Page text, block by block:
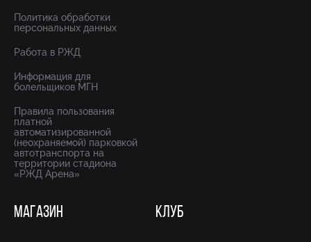
Политика обработки
персональных данных
Работа в РЖД
Информация для
болельщиков МГН
Правила пользования
платной
автоматизированной
(неохраняемой) парковкой
автотранспорта на
территории стадиона
«РЖД Арена»
МАГАЗИН КЛУБ